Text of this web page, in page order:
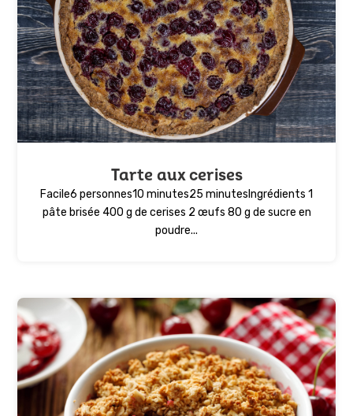
Tarte aux cerises
Facile6 personnes10 minutes25 minutesIngrédients 1
pâte brisée 400 g de cerises 2 œufs 80 g de sucre en
poudre...